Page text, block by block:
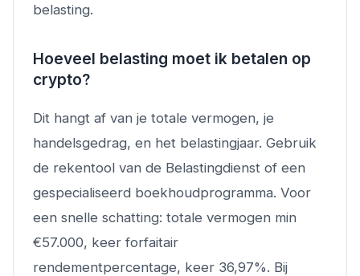
belasting.
Hoeveel belasting moet ik betalen op
crypto?
Dit hangt af van je totale vermogen, je
handelsgedrag, en het belastingjaar. Gebruik
de rekentool van de Belastingdienst of een
gespecialiseerd boekhoudprogramma. Voor
een snelle schatting: totale vermogen min
€57.000, keer forfaitair
rendementpercentage, keer 36,97%. Bij